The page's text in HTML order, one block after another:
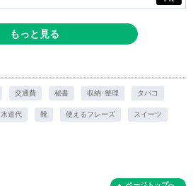
もっと見る
交通費 秘書 収納･整理 タバコ
水道代 靴 使えるフレーズ スイーツ